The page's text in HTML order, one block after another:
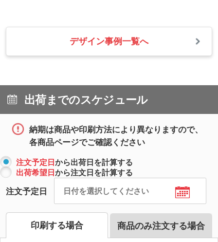
2025/07/25 ナイロンとポリエステルの違いを徹
底解説！特徴や用途を比較して自分に合う素材を
見つけよう
名前ですが、具体的に何が違うのかあいまいなこと
も多いですよね。この記事では、2つの素材の違い
や、どんなアイテムに最適な素材なのかを解説しま
す。ノベルティコラム「ほしい!ノベルティラボ」で
公開中です。
2025/06/10 金融業界向けおすすめノベルティ！
顧客に喜ばれる効果的な販促品
ノベルティを顧客に渡すことの多い金融業界。喜ば
れやすいアイテムや適切な配布時期等、ノベルティ
を効果的に活用できるポイントをおすすめの商品と
ともにご紹介します。ノベルティコラム「ほしい!ノ
ベルティラボ」で公開中です。
デザイン事例一覧へ
出荷までのスケジュール
納期は商品や印刷方法により異なりますので、
各商品ページでご確認ください
注文予定日から出荷日を計算する
出荷希望日から注文日を計算する
注文予定日
印刷する場合 商品のみ注文する場合